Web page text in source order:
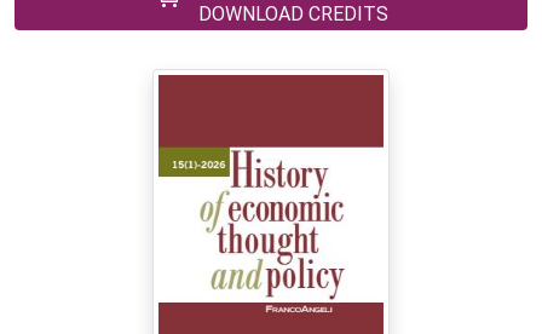
DOWNLOAD CREDITS